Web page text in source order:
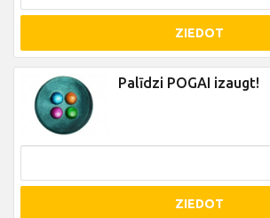
ZIEDOT
Palīdzi POGAI izaugt!
ZIEDOT